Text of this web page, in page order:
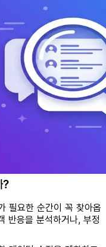
?
필요한 순간이 꼭 찾아옵
반응을 분석하거나, 부정